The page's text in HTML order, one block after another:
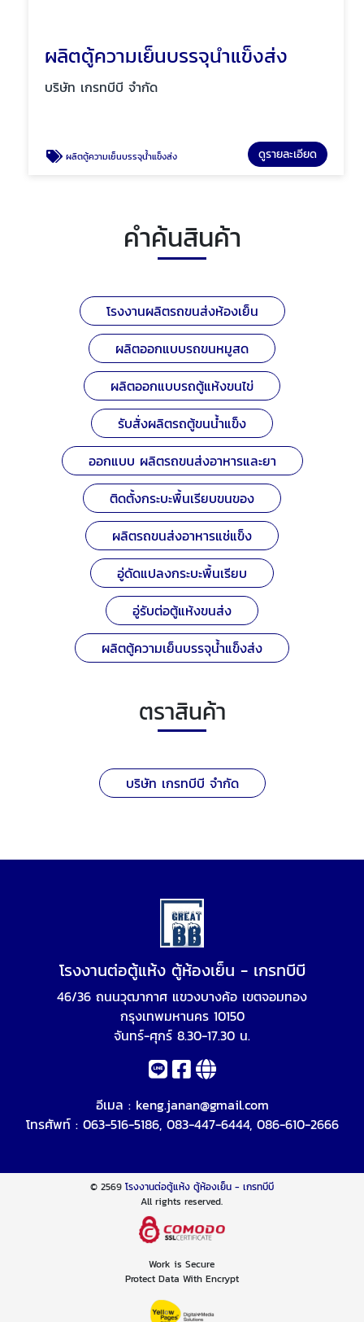
ผลิตตู้ความเย็นบรรจุน้ำแข็งส่ง
บริษัท เกรทบีบี จำกัด
ผลิตตู้ความเย็นบรรจุน้ำแข็งส่ง ดูรายละเอียด
คำค้นสินค้า
โรงงานผลิตรถขนส่งห้องเย็น
ผลิตออกแบบรถขนหมูสด
ผลิตออกแบบรถตู้แห้งขนไข่
รับสั่งผลิตรถตู้ขนน้ำแข็ง
ออกแบบ ผลิตรถขนส่งอาหารและยา
ติดตั้งกระบะพื้นเรียบขนของ
ผลิตรถขนส่งอาหารแช่แข็ง
อู่ดัดแปลงกระบะพื้นเรียบ
อู่รับต่อตู้แห้งขนส่ง
ผลิตตู้ความเย็นบรรจุน้ำแข็งส่ง
ตราสินค้า
บริษัท เกรทบีบี จำกัด
โรงงานต่อตู้แห้ง ตู้ห้องเย็น - เกรทบีบี
46/36 ถนนวุฒากาศ แขวงบางค้อ เขตจอมทอง
กรุงเทพมหานคร 10150
จันทร์-ศุกร์ 8.30-17.30 น.
อีเมล : keng.janan@gmail.com
โทรศัพท์ : 063-516-5186, 083-447-6444, 086-610-2666
© 2569 โรงงานต่อตู้แห้ง ตู้ห้องเย็น - เกรทบีบี
All rights reserved.
Work is Secure
Protect Data With Encrypt